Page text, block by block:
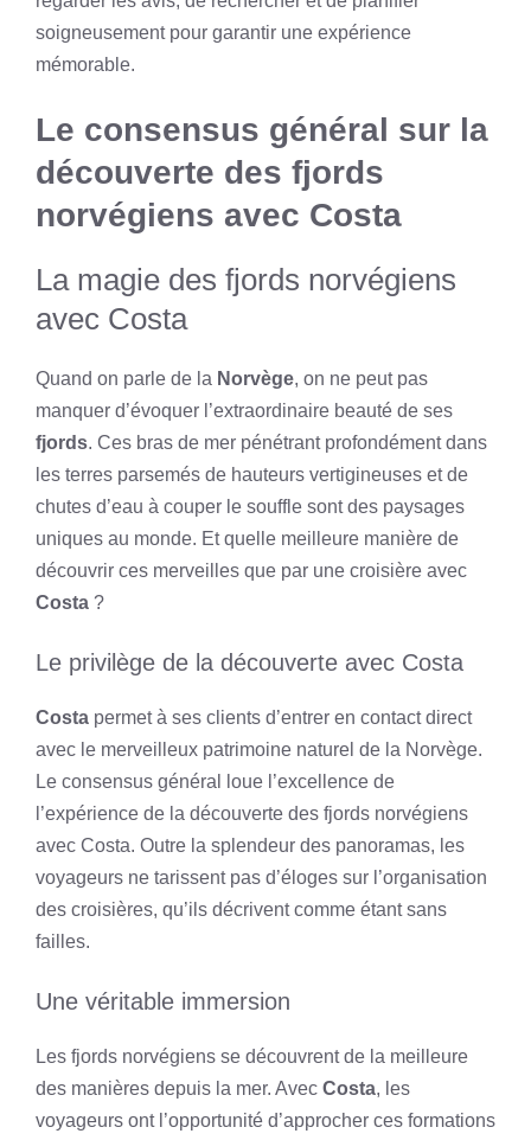
soigneusement pour garantir une expérience
mémorable.
Le consensus général sur la
découverte des fjords
norvégiens avec Costa
La magie des fjords norvégiens
avec Costa
Quand on parle de la Norvège, on ne peut pas
manquer d’évoquer l’extraordinaire beauté de ses
fjords. Ces bras de mer pénétrant profondément dans
les terres parsemés de hauteurs vertigineuses et de
chutes d’eau à couper le souffle sont des paysages
uniques au monde. Et quelle meilleure manière de
découvrir ces merveilles que par une croisière avec
Costa ?
Le privilège de la découverte avec Costa
Costa permet à ses clients d’entrer en contact direct
avec le merveilleux patrimoine naturel de la Norvège.
Le consensus général loue l’excellence de
l’expérience de la découverte des fjords norvégiens
avec Costa. Outre la splendeur des panoramas, les
voyageurs ne tarissent pas d’éloges sur l’organisation
des croisières, qu’ils décrivent comme étant sans
failles.
Une véritable immersion
Les fjords norvégiens se découvrent de la meilleure
des manières depuis la mer. Avec Costa, les
voyageurs ont l’opportunité d’approcher ces formations